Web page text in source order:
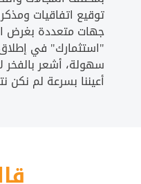
توقيع اتفاقيات
جهات متعددة بغرض
"استثمارك" في
سهولة، أشعر بالفخر
أعيننا بسرعة لم نكن